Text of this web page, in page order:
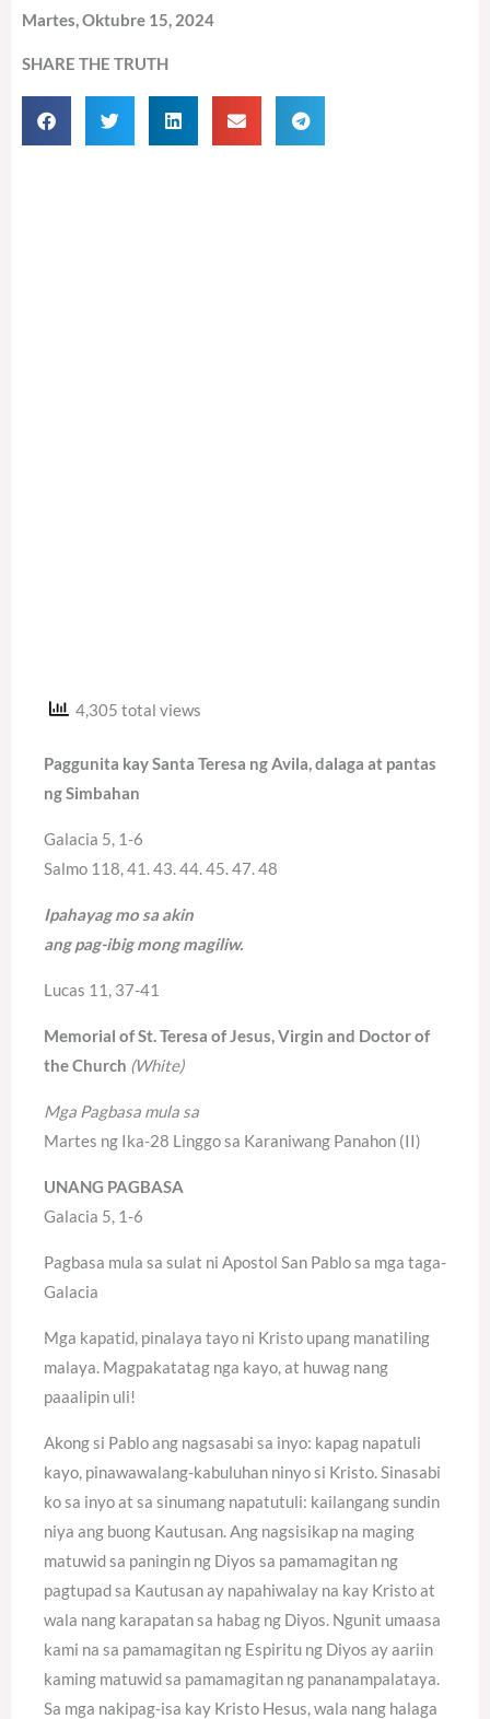
Martes, Oktubre 15, 2024
SHARE THE TRUTH
4,305 total views
Paggunita kay Santa Teresa ng Avila, dalaga at pantas
ng Simbahan
Galacia 5, 1-6
Salmo 118, 41. 43. 44. 45. 47. 48
Ipahayag mo sa akin
ang pag-ibig mong magiliw.
Lucas 11, 37-41
Memorial of St. Teresa of Jesus, Virgin and Doctor of
the Church (White)
Mga Pagbasa mula sa
Martes ng Ika-28 Linggo sa Karaniwang Panahon (II)
UNANG PAGBASA
Galacia 5, 1-6
Pagbasa mula sa sulat ni Apostol San Pablo sa mga taga-
Galacia
Mga kapatid, pinalaya tayo ni Kristo upang manatiling
malaya. Magpakatatag nga kayo, at huwag nang
paaalipin uli!
Akong si Pablo ang nagsasabi sa inyo: kapag napatuli
kayo, pinawawalang-kabuluhan ninyo si Kristo. Sinasabi
ko sa inyo at sa sinumang napatutuli: kailangang sundin
niya ang buong Kautusan. Ang nagsisikap na maging
matuwid sa paningin ng Diyos sa pamamagitan ng
pagtupad sa Kautusan ay napahiwalay na kay Kristo at
wala nang karapatan sa habag ng Diyos. Ngunit umaasa
kami na sa pamamagitan ng Espiritu ng Diyos ay aariin
kaming matuwid sa pamamagitan ng pananampalataya.
Sa mga nakipag-isa kay Kristo Hesus, wala nang halaga